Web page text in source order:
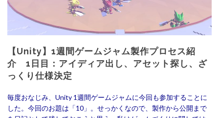
【Unity】1週間ゲームジャム製作プロセス紹
介 1日目：アイディア出し、アセット探し、ざ
っくり仕様決定
毎度おなじみ、Unity 1週間ゲームジャムに今回も参加することに
した。今回のお題は「10」。せっかくなので、製作から公開まで